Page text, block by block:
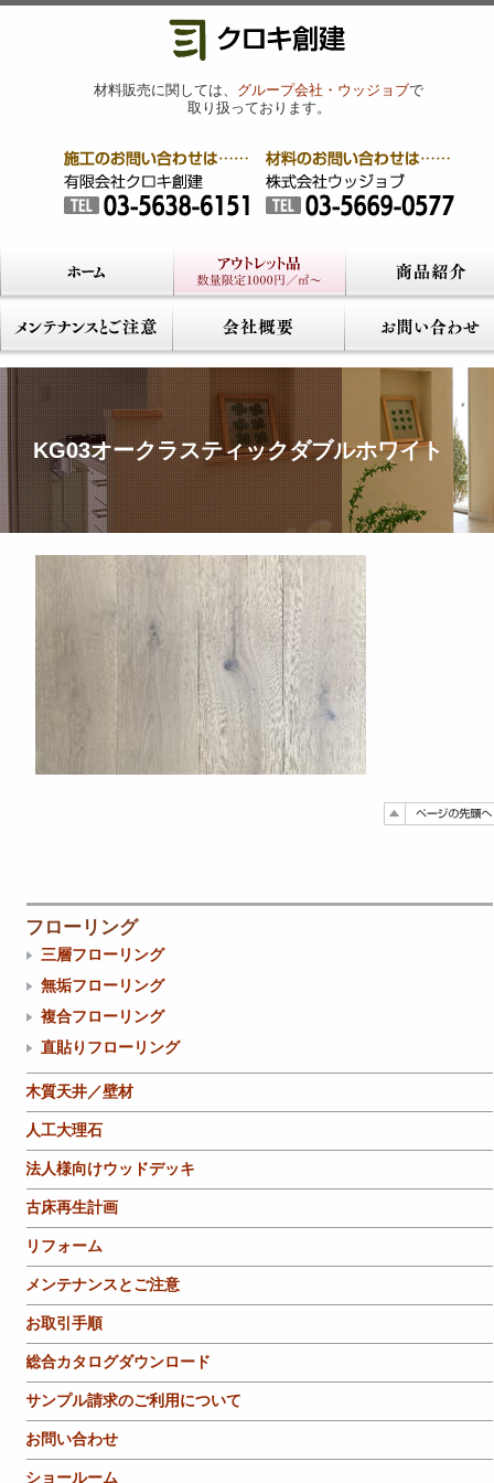
材料販売に関しては、 グループ会社・ウッジョブで
取り扱っております。
KG03オークラスティックダブルホワイト
フローリング
三層フローリング
無垢フローリング
複合フローリング
直貼りフローリング
木質天井／壁材
人工大理石
法人様向けウッドデッキ
古床再生計画
リフォーム
メンテナンスとご注意
お取引手順
総合カタログダウンロード
サンプル請求のご利用について
お問い合わせ
ショールーム